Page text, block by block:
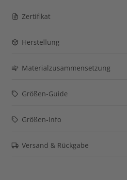
Zertifikat
Herstellung
Materialzusammensetzung
Größen-Guide
Größen-Info
Versand & Rückgabe